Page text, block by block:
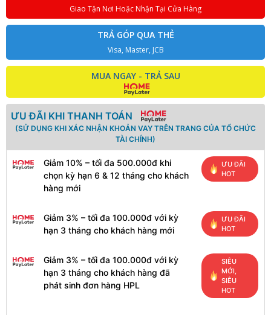
Giao Tận Nơi Hoặc Nhận Tại Cửa Hàng
TRẢ GÓP QUA THẺ
Visa, Master, JCB
MUA NGAY - TRẢ SAU
ƯU ĐÃI KHI THANH TOÁN
(SỬ DỤNG KHI XÁC NHẬN KHOẢN VAY TRÊN TRANG CỦA TỔ CHỨC
TÀI CHÍNH)
Giảm 10% – tối đa 500.000đ khi
chọn kỳ hạn 6 & 12 tháng cho khách
hàng mới
ƯU ĐÃI
HOT
Giảm 3% – tối đa 100.000đ với kỳ
hạn 3 tháng cho khách hàng mới
ƯU ĐÃI
HOT
Giảm 3% – tối đa 100.000đ với kỳ
hạn 3 tháng cho khách hàng đã
phát sinh đơn hàng HPL
SIÊU
MỚI,
SIÊU
HOT